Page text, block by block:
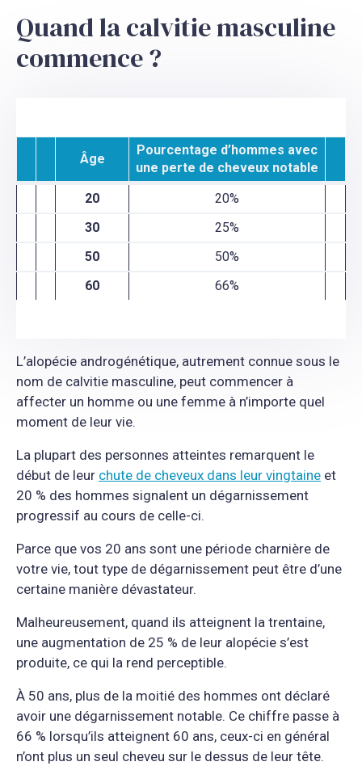
Quand la calvitie masculine
commence ?
Âge
Pourcentage d’hommes avec
une perte de cheveux notable
20
20%
30
25%
50
50%
60
66%
L’alopécie androgénétique, autrement connue sous le
nom de calvitie masculine, peut commencer à
affecter un homme ou une femme à n’importe quel
moment de leur vie.
La plupart des personnes atteintes remarquent le
début de leur chute de cheveux dans leur vingtaine et
20 % des hommes signalent un dégarnissement
progressif au cours de celle-ci.
Parce que vos 20 ans sont une période charnière de
votre vie, tout type de dégarnissement peut être d’une
certaine manière dévastateur.
Malheureusement, quand ils atteignent la trentaine,
une augmentation de 25 % de leur alopécie s’est
produite, ce qui la rend perceptible.
À 50 ans, plus de la moitié des hommes ont déclaré
avoir une dégarnissement notable. Ce chiffre passe à
66 % lorsqu’ils atteignent 60 ans, ceux-ci en général
n’ont plus un seul cheveu sur le dessus de leur tête.